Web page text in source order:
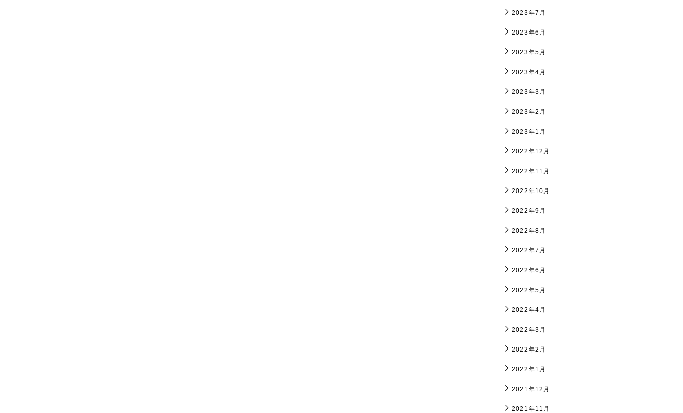
2023年7月
2023年6月
2023年5月
2023年4月
2023年3月
2023年2月
2023年1月
2022年12月
2022年11月
2022年10月
2022年9月
2022年8月
2022年7月
2022年6月
2022年5月
2022年4月
2022年3月
2022年2月
2022年1月
2021年12月
2021年11月